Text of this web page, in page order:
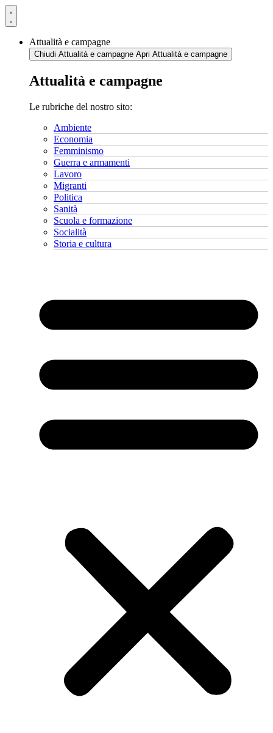
Vai
al
Attualità e campagne
Chiudi Attualità e campagne Apri Attualità e campagne
Attualità e campagne
Le rubriche del nostro sito:
Ambiente
Economia
Femminismo
Guerra e armamenti
Lavoro
Migranti
Politica
Sanità
Scuola e formazione
Socialità
Storia e cultura